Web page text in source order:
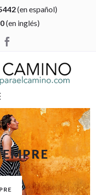
(en español)
(en inglés)
